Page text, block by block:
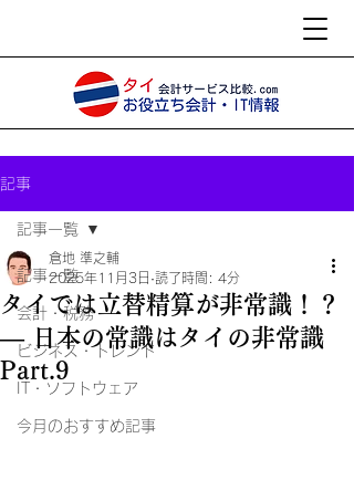
記事
記事一覧
会計・税務
ビジネス・トレンド
IT・ソフトウェア
今月のおすすめ記事
記事一覧
タイでは立替精算が非常識！？
― 日本の常識はタイの非常識
Part.9
倉地 準之輔
2025年11月3日 読了時間: 4分